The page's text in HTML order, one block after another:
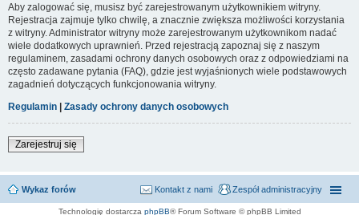
Aby zalogować się, musisz być zarejestrowanym użytkownikiem witryny.
Rejestracja zajmuje tylko chwilę, a znacznie zwiększa możliwości korzystania
z witryny. Administrator witryny może zarejestrowanym użytkownikom nadać
wiele dodatkowych uprawnień. Przed rejestracją zapoznaj się z naszym
regulaminem, zasadami ochrony danych osobowych oraz z odpowiedziami na
często zadawane pytania (FAQ), gdzie jest wyjaśnionych wiele podstawowych
zagadnień dotyczących funkcjonowania witryny.
Regulamin | Zasady ochrony danych osobowych
Zarejestruj się
Wykaz forów Zespół administracyjny
Kontakt z nami
Technologię dostarcza phpBB® Forum Software © phpBB Limited